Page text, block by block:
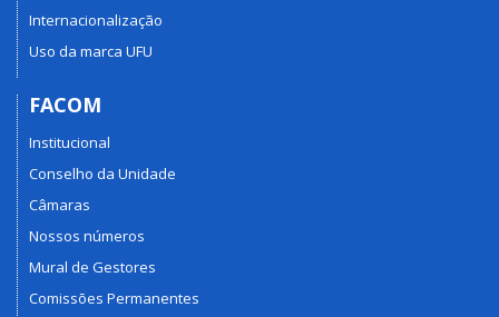
Internacionalização
Uso da marca UFU
FACOM
Institucional
Conselho da Unidade
Câmaras
Nossos números
Mural de Gestores
Comissões Permanentes